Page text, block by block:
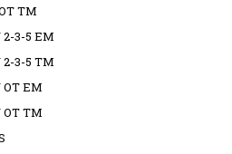
TM
2-3-5 EM
2-3-5 TM
OT EM
OT TM